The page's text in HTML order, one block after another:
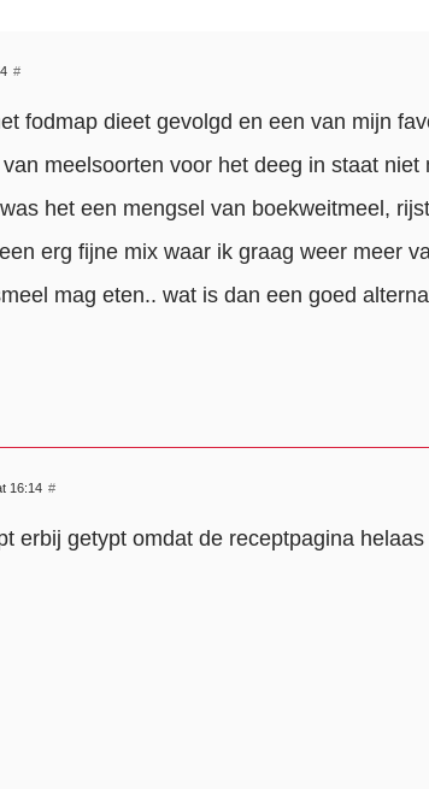
#
fodmap dieet gevolgd en een van mijn
meelsoorten voor het deeg in staat
het een mengsel van boekweitmeel,
erg fijne mix waar ik graag weer meer
mag eten.. wat is dan een goed
16:14 #
erbij getypt omdat de receptpagina